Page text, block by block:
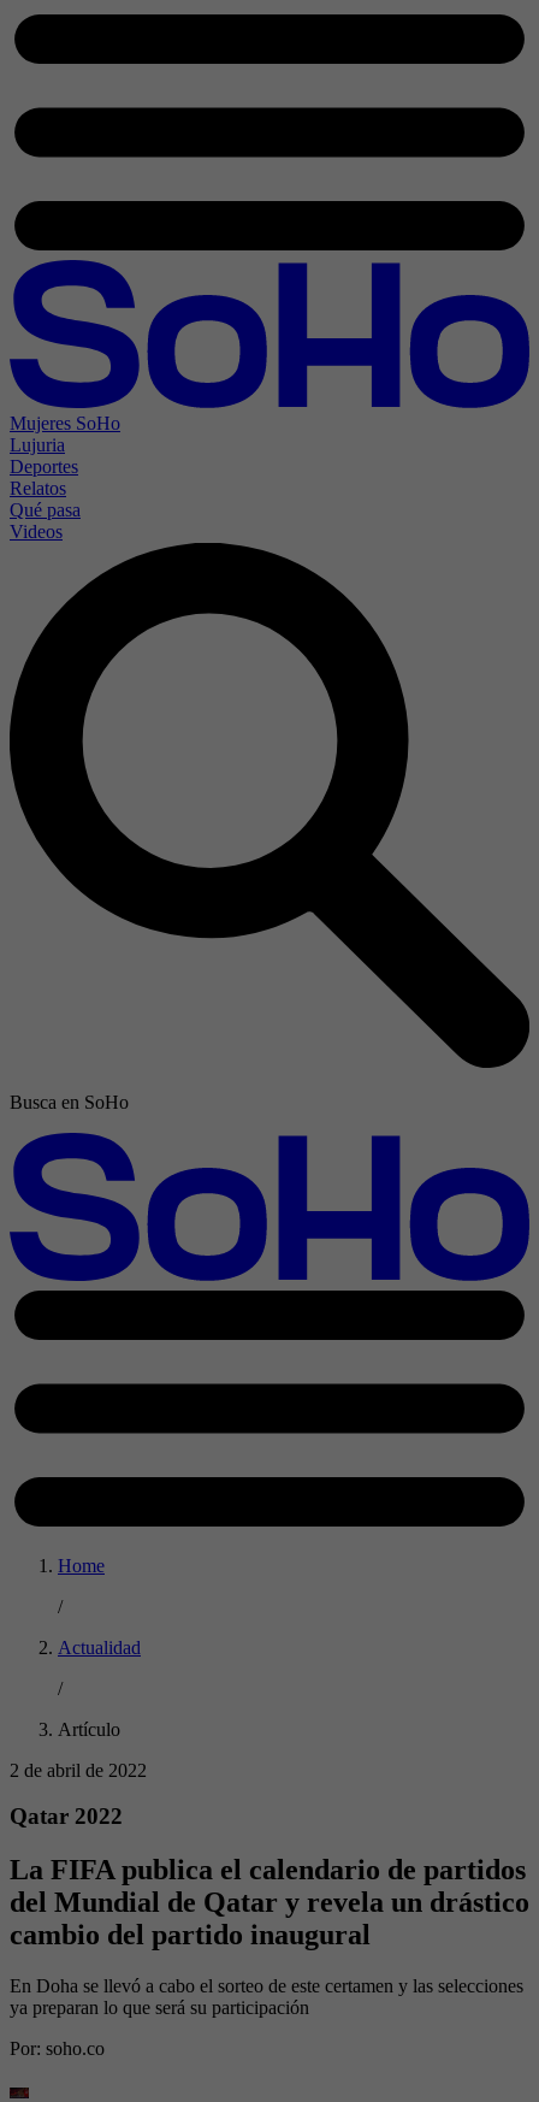
Mujeres SoHo
Lujuria
Deportes
Relatos
Qué pasa
Videos
Busca en SoHo
Home
/
Actualidad
/
Artículo
2 de abril de 2022
Qatar 2022
La FIFA publica el calendario de partidos
del Mundial de Qatar y revela un drástico
cambio del partido inaugural
En Doha se llevó a cabo el sorteo de este certamen y las selecciones
ya preparan lo que será su participación
Por: soho.co